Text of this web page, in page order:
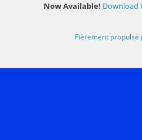
Now Available! Download
Fièrement propulsé